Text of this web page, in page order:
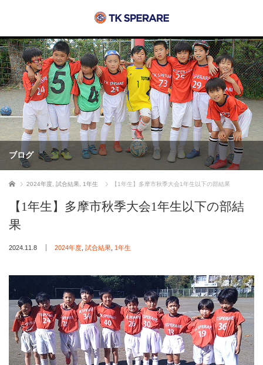
ブログ
ホーム 2024年度 試合結果 1年生 【1年生】多摩市秋季大会1年生以下の部結果
【1年生】多摩市秋季大会1年生以下の部結
果
2024.11.8 2024年度 試合結果 1年生